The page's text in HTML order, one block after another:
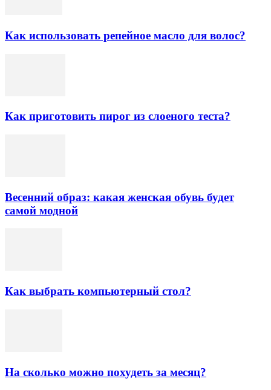
Как использовать репейное масло для волос?
Как приготовить пирог из слоеного теста?
Весенний образ: какая женская обувь будет
самой модной
Как выбрать компьютерный стол?
На сколько можно похудеть за месяц?